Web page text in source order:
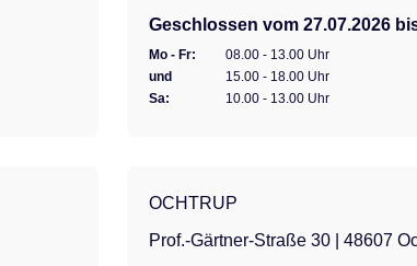
Geschlossen vom 27.07.2026
Mo - Fr:
08.00 - 13.00 Uhr
und
15.00 - 18.00 Uhr
Sa:
10.00 - 13.00 Uhr
OCHTRUP
Prof.-Gärtner-Straße 30 | 48607